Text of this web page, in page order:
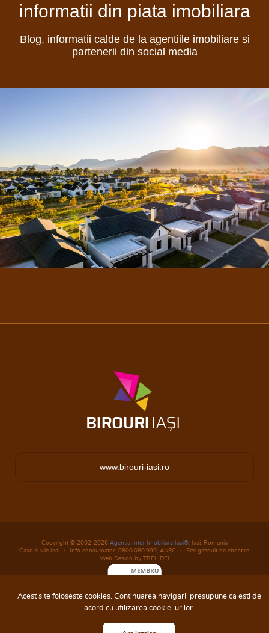
informatii din piata imobiliara
Blog, informatii calde de la agentiile imobiliare si
partenerii din social media
www.birouri-iasi.ro
Copyright © 2002-2026 Agentia Inter Imobiliare Iasi®, Iasi, Romania
Case si vile Iasi
Info consumator: 0800.080.999, ANPC
Site gazduit de ehost.ro
Web Design by TREI IDEI
Acest site foloseste cookies. Continuarea navigarii presupune ca esti de
acord cu utilizarea cookie-urilor.